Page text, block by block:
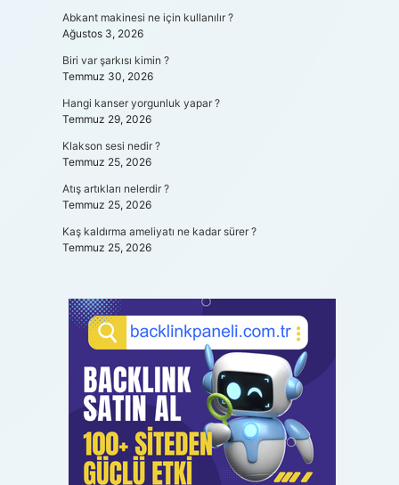
Abkant makinesi ne için kullanılır ?
Ağustos 3, 2026
Biri var şarkısı kimin ?
Temmuz 30, 2026
Hangi kanser yorgunluk yapar ?
Temmuz 29, 2026
Klakson sesi nedir ?
Temmuz 25, 2026
Atış artıkları nelerdir ?
Temmuz 25, 2026
Kaş kaldırma ameliyatı ne kadar sürer ?
Temmuz 25, 2026